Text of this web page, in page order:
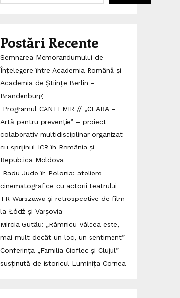
Postări Recente
Semnarea Memorandumului de
Înțelegere între Academia Română și
Academia de Științe Berlin –
Brandenburg
Programul CANTEMIR // „CLARA –
Artă pentru prevenție” – proiect
colaborativ multidisciplinar organizat
cu sprijinul ICR în România și
Republica Moldova
Radu Jude în Polonia: ateliere
cinematografice cu actorii teatrului
TR Warszawa și retrospective de film
la Łódź și Varșovia
Mircia Gutău: „Râmnicu Vâlcea este,
mai mult decât un loc, un sentiment”
Conferința „Familia Cioflec și Clujul”
susținută de istoricul Luminița Cornea